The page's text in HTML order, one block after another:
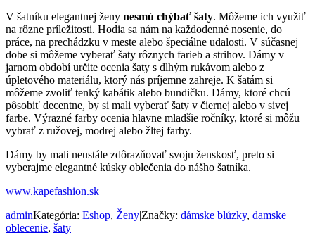
V šatníku elegantnej ženy nesmú chýbať šaty. Môžeme ich využiť
na rôzne príležitosti. Hodia sa nám na každodenné nosenie, do
práce, na prechádzku v meste alebo špeciálne udalosti. V súčasnej
dobe si môžeme vyberať šaty rôznych farieb a strihov. Dámy v
jarnom období určite ocenia šaty s dlhým rukávom alebo z
úpletového materiálu, ktorý nás príjemne zahreje. K šatám si
môžeme zvoliť tenký kabátik alebo bundičku. Dámy, ktoré chcú
pôsobiť decentne, by si mali vyberať šaty v čiernej alebo v sivej
farbe. Výrazné farby ocenia hlavne mladšie ročníky, ktoré si môžu
vybrať z ružovej, modrej alebo žltej farby.
Dámy by mali neustále zdôrazňovať svoju ženskosť, preto si
vyberajme elegantné kúsky oblečenia do nášho šatníka.
www.kapefashion.sk
adminKategória: Eshop, Ženy|Značky: dámske blúzky, damske
oblecenie, šaty|